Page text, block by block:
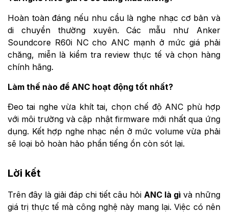
Hoàn toàn đáng nếu nhu cầu là nghe nhạc cơ bản và
di chuyển thường xuyên. Các mẫu như Anker
Soundcore R60i NC cho ANC mạnh ở mức giá phải
chăng, miễn là kiểm tra review thực tế và chọn hàng
chính hãng.
Làm thế nào để ANC hoạt động tốt nhất?
Đeo tai nghe vừa khít tai, chọn chế độ ANC phù hợp
với môi trường và cập nhật firmware mới nhất qua ứng
dụng. Kết hợp nghe nhạc nền ở mức volume vừa phải
sẽ loại bỏ hoàn hảo phần tiếng ồn còn sót lại.
Lời kết
Trên đây là giải đáp chi tiết câu hỏi ANC là gì và những
giá trị thực tế mà công nghệ này mang lại. Việc có nên